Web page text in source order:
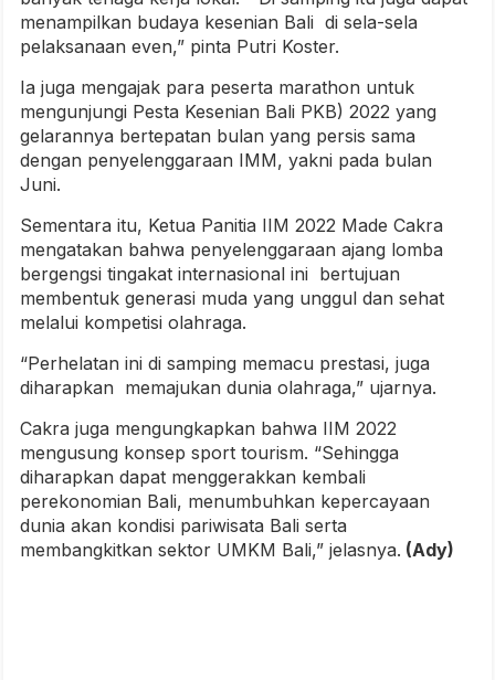
menampilkan budaya kesenian Bali di sela-sela
pelaksanaan even,” pinta Putri Koster.
Ia juga mengajak para peserta marathon untuk
mengunjungi Pesta Kesenian Bali PKB) 2022 yang
gelarannya bertepatan bulan yang persis sama
dengan penyelenggaraan IMM, yakni pada bulan
Juni.
Sementara itu, Ketua Panitia IIM 2022 Made Cakra
mengatakan bahwa penyelenggaraan ajang lomba
bergengsi tingakat internasional ini bertujuan
membentuk generasi muda yang unggul dan sehat
melalui kompetisi olahraga.
“Perhelatan ini di samping memacu prestasi, juga
diharapkan memajukan dunia olahraga,” ujarnya.
Cakra juga mengungkapkan bahwa IIM 2022
mengusung konsep sport tourism. “Sehingga
diharapkan dapat menggerakkan kembali
perekonomian Bali, menumbuhkan kepercayaan
dunia akan kondisi pariwisata Bali serta
membangkitkan sektor UMKM Bali,” jelasnya. (Ady)